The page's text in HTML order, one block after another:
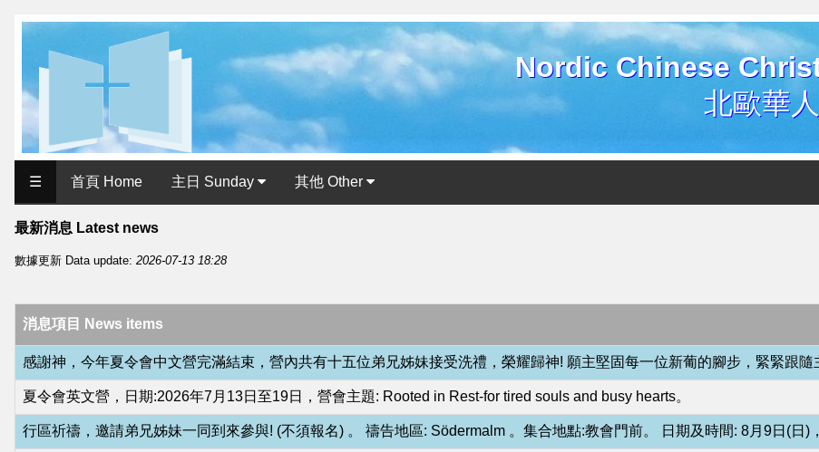
Nordic Chinese
北歐華
历
史
用
户
面
Historical
Interface
北
歐
華
人
☰ 首頁 Home 主日 Sunday 其他 Other
最新消息 Latest news
數據更新 Data update: 2026-07-13 18:28
消息項目 News items
感謝神，今年夏令會中文營完滿結束，營內共有十五位弟兄姊妹接受洗禮，榮耀歸神! 願主堅固每一位新葡的腳步，緊緊跟隨
夏令會英文營，日期:2026年7月13日至19日，營會主題: Rooted in Rest-for tired souls and busy hearts。
行區祈禱，邀請弟兄姊妹一同到來參與! (不須報名) 。 禱告地區: Södermalm 。集合地點:教會門前。 日期及時間: 8月9日(日)